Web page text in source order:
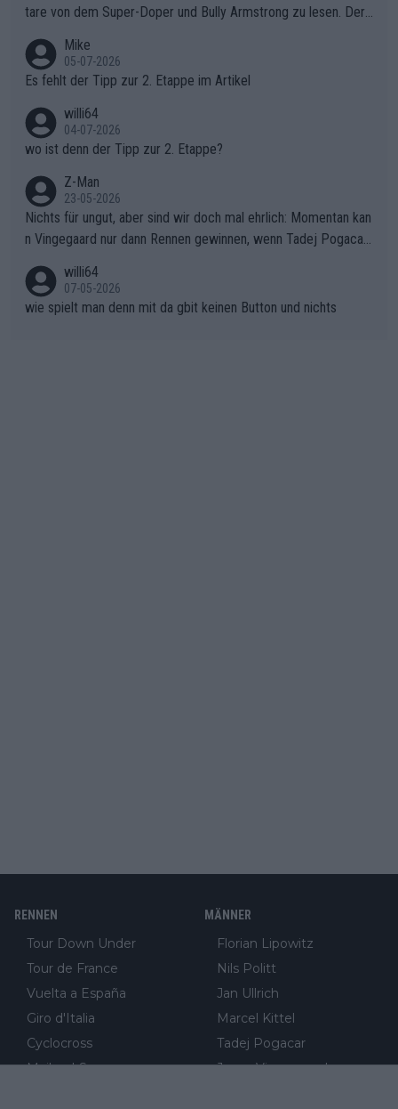
war das Loch zu Niewiadoma bereits zu groß, um es im Allein
en.Teurer Sekundenpoker: Die Quittung sind nun 15 Sekunden
Rückstand im Gesamtklassement – ein Polster, das Niewiado
gibt. Diese Etappe wird sicher als der psychologische Wendep
unkt dieser Tour in die Geschichte eingehen. Wenn man bei so
einem harten Aufstieg einmal den Moment verpasst und der K
onkurrentin die "zweite Luft" schenkt, ist der Schaden am Ber
g kaum noch zu reparieren.Vor uns liegt nun das große Finale R
ichtung Nizza. Niewiadoma hat psychologisch Oberwasser, ab
er SD Worx und Vollering müssen jetzt All-In gehen. (gregman
n)
tare von dem Super-Doper und Bully Armstrong zu lesen. Der
r die gehört nicht in dieses Medium!
Mike
05-07-2026
Es fehlt der Tipp zur 2. Etappe im Artikel
willi64
04-07-2026
wo ist denn der Tipp zur 2. Etappe?
Z-Man
23-05-2026
Nichts für ungut, aber sind wir doch mal ehrlich: Momentan kan
n Vingegaard nur dann Rennen gewinnen, wenn Tadej Pogacar
willi64
07-05-2026
wie spielt man denn mit da gbit keinen Button und nichts
RENNEN
Tour Down Under
Tour de France
Vuelta a España
Giro d'Italia
Cyclocross
Mailand-Sanremo
MÄNNER
Florian Lipowitz
Nils Politt
Jan Ullrich
Marcel Kittel
Tadej Pogacar
Jonas Vingegaard